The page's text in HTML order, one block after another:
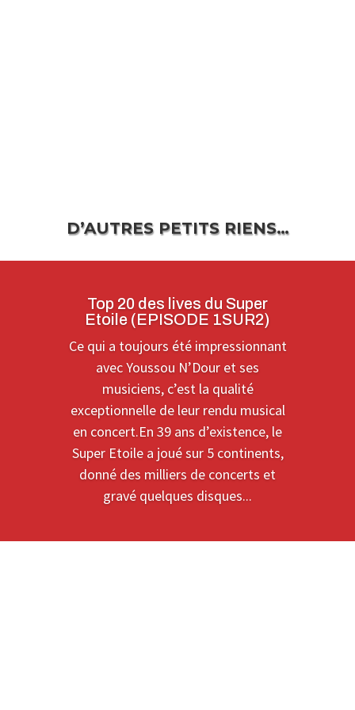
D’AUTRES PETITS RIENS…
Top 20 des lives du Super
Etoile (EPISODE 1SUR2)
Ce qui a toujours été impressionnant
avec Youssou N’Dour et ses
musiciens, c’est la qualité
exceptionnelle de leur rendu musical
en concert.En 39 ans d’existence, le
Super Etoile a joué sur 5 continents,
donné des milliers de concerts et
gravé quelques disques...